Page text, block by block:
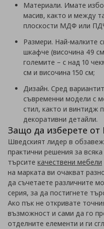
Материали. Имате
масив, както и между
плоскости МДФ или
Размери. Най-малките
шкафче (височина 49
големите – с над 10
см и височина 150 см;
Дизайн. Сред
съвременни модели с
стил, както и винтидж
декоративни детайли.
Защо да изберете от
Шведският лидер в
практични решения за
търсите качествени мебели
на марката ви очакват
да съчетаете различните
серия, за да постигнете
Ако пък не откривате
възможност и сами да го
отделните елементи и ги